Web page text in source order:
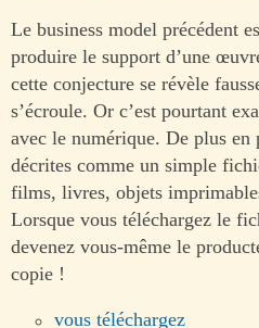
Le business model précédent
produire le support d’une
cette conjecture se révèle
s’écroule. Or c’est pourtant
avec le numérique. De plus en
décrites comme un simple
films, livres, objets
Lorsque vous téléchargez le
devenez vous-même le
copie !
vous téléchargez